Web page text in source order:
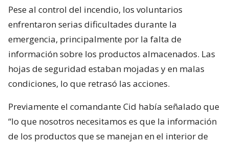
Pese al control del incendio, los voluntarios
enfrentaron serias dificultades durante la
emergencia, principalmente por la falta de
información sobre los productos almacenados. Las
hojas de seguridad estaban mojadas y en malas
condiciones, lo que retrasó las acciones.
Previamente el comandante Cid había señalado que
“lo que nosotros necesitamos es que la información
de los productos que se manejan en el interior de